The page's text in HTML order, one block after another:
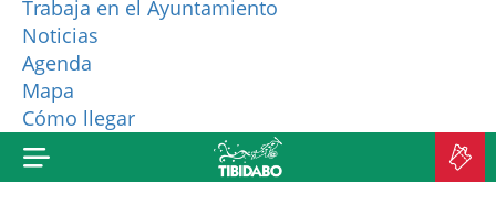
Trabaja en el Ayuntamiento
Noticias
Agenda
Mapa
Cómo llegar
¿QUIÉNES SOMOS?
MÁS PRODUCTOS